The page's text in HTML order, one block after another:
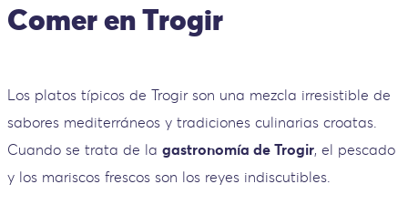
Comer en Trogir
Los platos típicos de Trogir son una mezcla irresistible de
sabores mediterráneos y tradiciones culinarias croatas.
Cuando se trata de la gastronomía de Trogir, el pescado
y los mariscos frescos son los reyes indiscutibles.